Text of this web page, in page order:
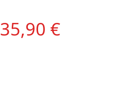
35,90 €